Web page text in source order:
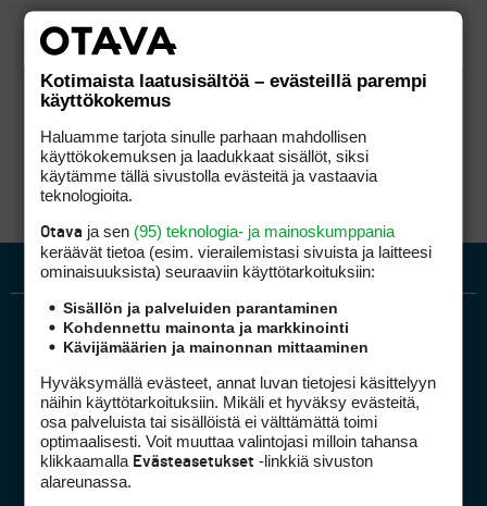
Golfpiste mediakortti
Kotimaista laatusisältöä – evästeillä parempi
käyttökokemus
Haluamme tarjota sinulle parhaan mahdollisen
käyttökokemuksen ja laadukkaat sisällöt, siksi
käytämme tällä sivustolla evästeitä ja vastaavia
teknologioita.
Otava ja sen (95) teknologia- ja mainoskumppania
keräävät tietoa (esim. vierailemis­tasi sivuista ja laitteesi
ominaisuuk­sista) seuraaviin käyttötarkoituksiin:
Sisällön ja palveluiden parantaminen
Kohdennettu mainonta ja markkinointi
Kävijämäärien ja mainonnan mittaaminen
Hyväksymällä evästeet, annat luvan tietojesi käsittelyyn
näihin käyttötarkoituksiin. Mikäli et hyväksy evästeitä,
osa palveluista tai sisällöistä ei välttämättä toimi
optimaalisesti. Voit muuttaa valintojasi milloin tahansa
klikkaamalla Evästeasetukset -linkkiä sivuston
alareunassa.